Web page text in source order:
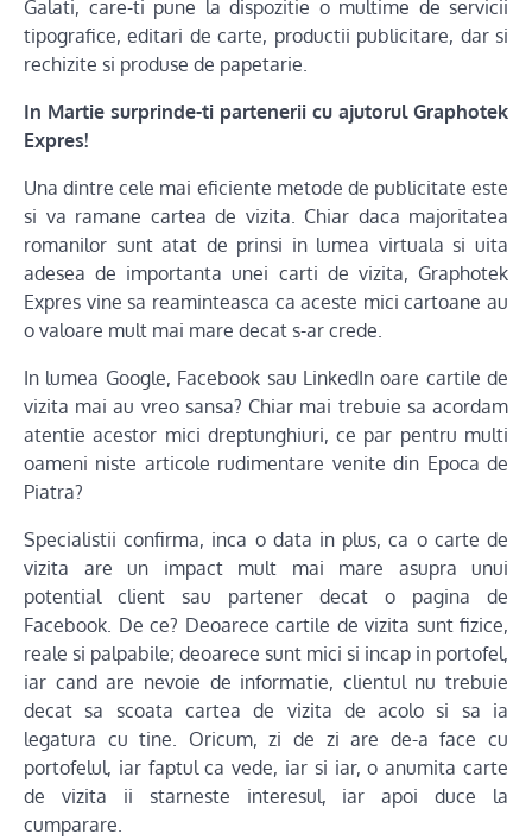
Galati, care-ti pune la dispozitie o multime de servicii
tipografice, editari de carte, productii publicitare, dar si
rechizite si produse de papetarie.
In Martie surprinde-ti partenerii cu ajutorul Graphotek
Expres!
Una dintre cele mai eficiente metode de publicitate este
si va ramane cartea de vizita. Chiar daca majoritatea
romanilor sunt atat de prinsi in lumea virtuala si uita
adesea de importanta unei carti de vizita, Graphotek
Expres vine sa reaminteasca ca aceste mici cartoane au
o valoare mult mai mare decat s-ar crede.
In lumea Google, Facebook sau LinkedIn oare cartile de
vizita mai au vreo sansa? Chiar mai trebuie sa acordam
atentie acestor mici dreptunghiuri, ce par pentru multi
oameni niste articole rudimentare venite din Epoca de
Piatra?
Specialistii confirma, inca o data in plus, ca o carte de
vizita are un impact mult mai mare asupra unui
potential client sau partener decat o pagina de
Facebook. De ce? Deoarece cartile de vizita sunt fizice,
reale si palpabile; deoarece sunt mici si incap in portofel,
iar cand are nevoie de informatie, clientul nu trebuie
decat sa scoata cartea de vizita de acolo si sa ia
legatura cu tine. Oricum, zi de zi are de-a face cu
portofelul, iar faptul ca vede, iar si iar, o anumita carte
de vizita ii starneste interesul, iar apoi duce la
cumparare.